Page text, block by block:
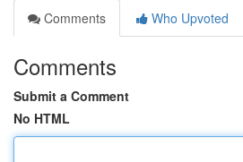
Comments
Who Upvoted
Comments
Submit a Comment
No HTML